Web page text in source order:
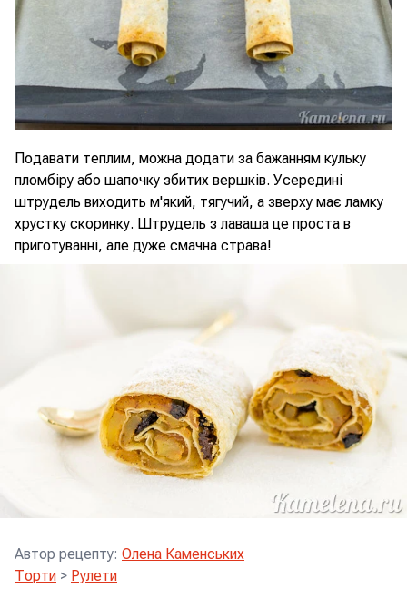
Подавати теплим, можна додати за бажанням кульку
пломбіру або шапочку збитих вершків. Усередині
штрудель виходить м'який, тягучий, а зверху має ламку
хрустку скоринку. Штрудель з лаваша це проста в
приготуванні, але дуже смачна страва!
Автор рецепту: Олена Каменських
Торти > Рулети